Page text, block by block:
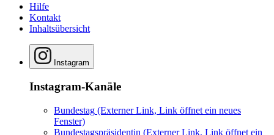
Hilfe
Kontakt
Inhaltsübersicht
Instagram
Instagram-Kanäle
Bundestag (Externer Link, Link öffnet ein neues
Fenster)
Bundestagspräsidentin (Externer Link, Link öffnet ein